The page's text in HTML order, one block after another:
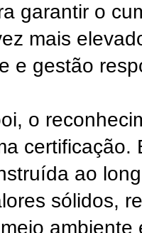
garantir o
mais
e gestão
o
certificação.
ao
sólidos,
ambiente